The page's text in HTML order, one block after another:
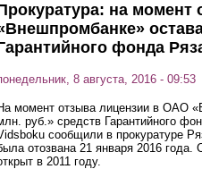
на момент
фонда
8 августа, 2016 - 09:53
момент отзыва лицензии в ОАО
руб.» средств Гарантийного
сообщили в прокуратуре
отозвана 21 января 2016
в 2011 году.